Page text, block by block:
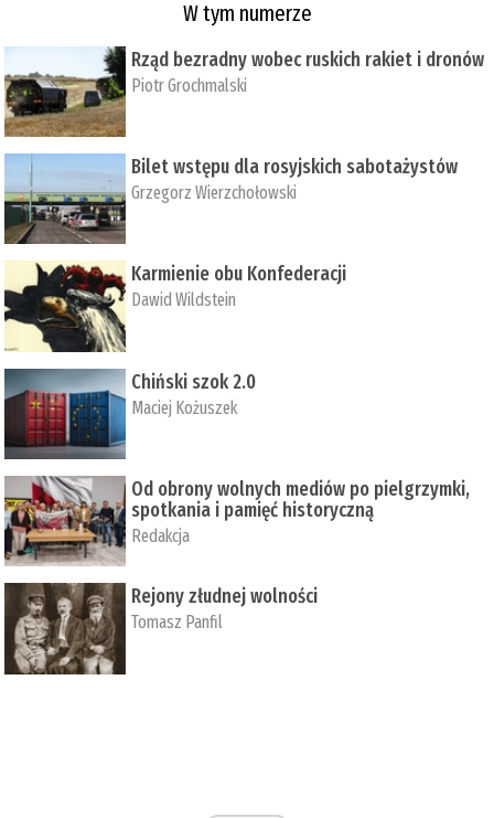
W tym numerze
Rząd bezradny wobec ruskich rakiet i dronów
Piotr Grochmalski
Bilet wstępu dla rosyjskich sabotażystów
Grzegorz Wierzchołowski
Karmienie obu Konfederacji
Dawid Wildstein
Chiński szok 2.0
Maciej Kożuszek
Od obrony wolnych mediów po pielgrzymki,
spotkania i pamięć historyczną
Redakcja
Rejony złudnej wolności
Tomasz Panfil